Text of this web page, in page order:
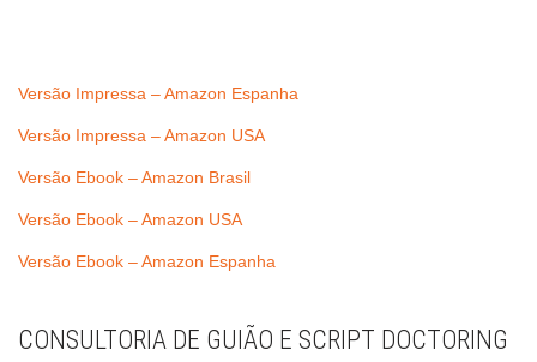
Versão Impressa – Amazon Espanha
Versão Impressa – Amazon USA
Versão Ebook – Amazon Brasil
Versão Ebook – Amazon USA
Versão Ebook – Amazon Espanha
CONSULTORIA DE GUIÃO E SCRIPT DOCTORING